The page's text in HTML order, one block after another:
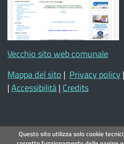
Vecchio sito web comunale
Mappa del sito | Privacy policy |
|Accessibilità| Credits
Questo sito utilizza solo cookie